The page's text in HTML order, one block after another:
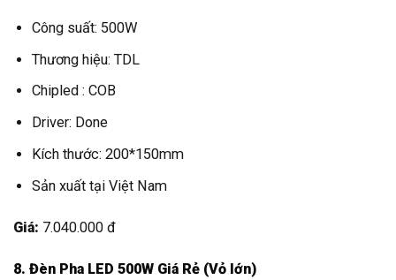
Công suất: 500W
Thương hiệu: TDL
Chipled : COB
Driver: Done
Kích thước: 200*150mm
Sản xuất tại Việt Nam
Giá: 7.040.000 đ
8. Đèn Pha LED 500W Giá Rẻ (Vỏ lớn)